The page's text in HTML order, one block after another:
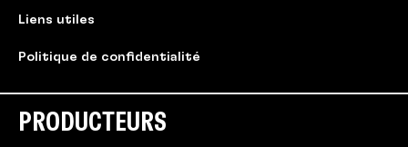
Liens utiles
Politique de confidentialité
PRODUCTEURS